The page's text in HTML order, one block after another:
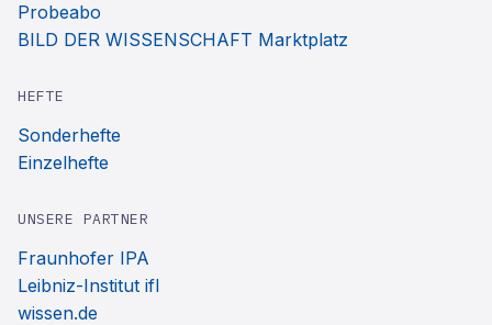
Probeabo
BILD DER WISSENSCHAFT Marktplatz
HEFTE
Sonderhefte
Einzelhefte
UNSERE PARTNER
Fraunhofer IPA
Leibniz-Institut ifl
wissen.de